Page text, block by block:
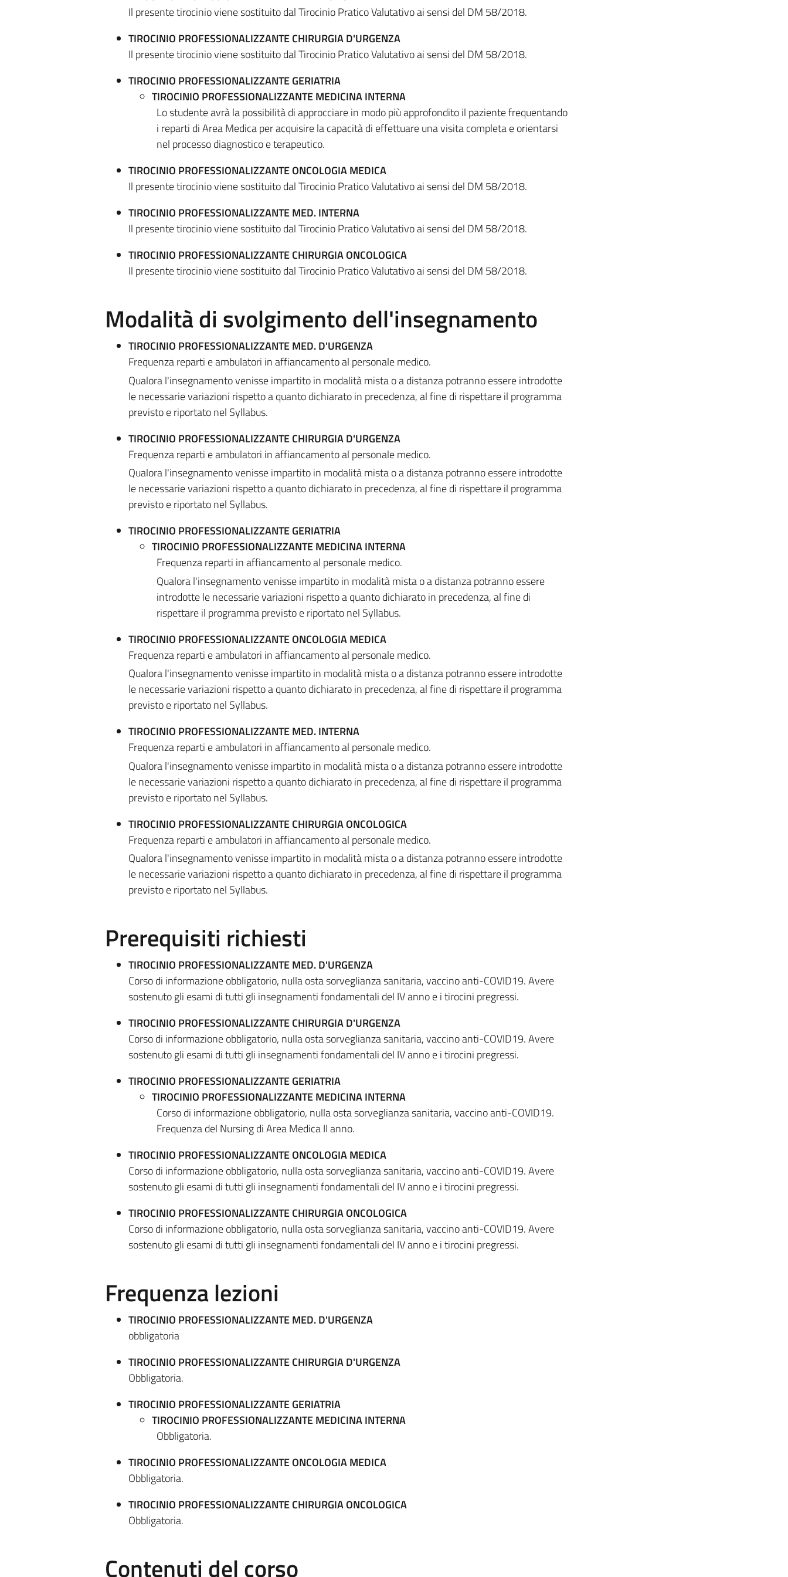
Il presente tirocinio viene sostituito dal Tirocinio Pratico Valutativo ai sensi del DM 58/2018.
TIROCINIO PROFESSIONALIZZANTE CHIRURGIA D'URGENZA
Il presente tirocinio viene sostituito dal Tirocinio Pratico Valutativo ai sensi del DM 58/2018.
TIROCINIO PROFESSIONALIZZANTE GERIATRIA
TIROCINIO PROFESSIONALIZZANTE MEDICINA INTERNA
Lo studente avrà la possibilità di approcciare in modo più approfondito il paziente frequentando
i reparti di Area Medica per acquisire la capacità di effettuare una visita completa e orientarsi
nel processo diagnostico e terapeutico.
TIROCINIO PROFESSIONALIZZANTE ONCOLOGIA MEDICA
Il presente tirocinio viene sostituito dal Tirocinio Pratico Valutativo ai sensi del DM 58/2018.
TIROCINIO PROFESSIONALIZZANTE MED. INTERNA
Il presente tirocinio viene sostituito dal Tirocinio Pratico Valutativo ai sensi del DM 58/2018.
TIROCINIO PROFESSIONALIZZANTE CHIRURGIA ONCOLOGICA
Il presente tirocinio viene sostituito dal Tirocinio Pratico Valutativo ai sensi del DM 58/2018.
Modalità di svolgimento dell'insegnamento
TIROCINIO PROFESSIONALIZZANTE MED. D'URGENZA
Frequenza reparti e ambulatori in affiancamento al personale medico.
Qualora l'insegnamento venisse impartito in modalità mista o a distanza potranno essere introdotte
le necessarie variazioni rispetto a quanto dichiarato in precedenza, al fine di rispettare il programma
previsto e riportato nel Syllabus.
TIROCINIO PROFESSIONALIZZANTE CHIRURGIA D'URGENZA
Frequenza reparti e ambulatori in affiancamento al personale medico.
Qualora l'insegnamento venisse impartito in modalità mista o a distanza potranno essere introdotte
le necessarie variazioni rispetto a quanto dichiarato in precedenza, al fine di rispettare il programma
previsto e riportato nel Syllabus.
TIROCINIO PROFESSIONALIZZANTE GERIATRIA
TIROCINIO PROFESSIONALIZZANTE MEDICINA INTERNA
Frequenza reparti in affiancamento al personale medico.
Qualora l'insegnamento venisse impartito in modalità mista o a distanza potranno essere
introdotte le necessarie variazioni rispetto a quanto dichiarato in precedenza, al fine di
rispettare il programma previsto e riportato nel Syllabus.
TIROCINIO PROFESSIONALIZZANTE ONCOLOGIA MEDICA
Frequenza reparti e ambulatori in affiancamento al personale medico.
Qualora l'insegnamento venisse impartito in modalità mista o a distanza potranno essere introdotte
le necessarie variazioni rispetto a quanto dichiarato in precedenza, al fine di rispettare il programma
previsto e riportato nel Syllabus.
TIROCINIO PROFESSIONALIZZANTE MED. INTERNA
Frequenza reparti e ambulatori in affiancamento al personale medico.
Qualora l'insegnamento venisse impartito in modalità mista o a distanza potranno essere introdotte
le necessarie variazioni rispetto a quanto dichiarato in precedenza, al fine di rispettare il programma
previsto e riportato nel Syllabus.
TIROCINIO PROFESSIONALIZZANTE CHIRURGIA ONCOLOGICA
Frequenza reparti e ambulatori in affiancamento al personale medico.
Qualora l'insegnamento venisse impartito in modalità mista o a distanza potranno essere introdotte
le necessarie variazioni rispetto a quanto dichiarato in precedenza, al fine di rispettare il programma
previsto e riportato nel Syllabus.
Prerequisiti richiesti
TIROCINIO PROFESSIONALIZZANTE MED. D'URGENZA
Corso di informazione obbligatorio, nulla osta sorveglianza sanitaria, vaccino anti-COVID19. Avere
sostenuto gli esami di tutti gli insegnamenti fondamentali del IV anno e i tirocini pregressi.
TIROCINIO PROFESSIONALIZZANTE CHIRURGIA D'URGENZA
Corso di informazione obbligatorio, nulla osta sorveglianza sanitaria, vaccino anti-COVID19. Avere
sostenuto gli esami di tutti gli insegnamenti fondamentali del IV anno e i tirocini pregressi.
TIROCINIO PROFESSIONALIZZANTE GERIATRIA
TIROCINIO PROFESSIONALIZZANTE MEDICINA INTERNA
Corso di informazione obbligatorio, nulla osta sorveglianza sanitaria, vaccino anti-COVID19.
Frequenza del Nursing di Area Medica II anno.
TIROCINIO PROFESSIONALIZZANTE ONCOLOGIA MEDICA
Corso di informazione obbligatorio, nulla osta sorveglianza sanitaria, vaccino anti-COVID19. Avere
sostenuto gli esami di tutti gli insegnamenti fondamentali del IV anno e i tirocini pregressi.
TIROCINIO PROFESSIONALIZZANTE CHIRURGIA ONCOLOGICA
Corso di informazione obbligatorio, nulla osta sorveglianza sanitaria, vaccino anti-COVID19. Avere
sostenuto gli esami di tutti gli insegnamenti fondamentali del IV anno e i tirocini pregressi.
Frequenza lezioni
TIROCINIO PROFESSIONALIZZANTE MED. D'URGENZA
obbligatoria
TIROCINIO PROFESSIONALIZZANTE CHIRURGIA D'URGENZA
Obbligatoria.
TIROCINIO PROFESSIONALIZZANTE GERIATRIA
TIROCINIO PROFESSIONALIZZANTE MEDICINA INTERNA
Obbligatoria.
TIROCINIO PROFESSIONALIZZANTE ONCOLOGIA MEDICA
Obbligatoria.
TIROCINIO PROFESSIONALIZZANTE CHIRURGIA ONCOLOGICA
Obbligatoria.
Contenuti del corso